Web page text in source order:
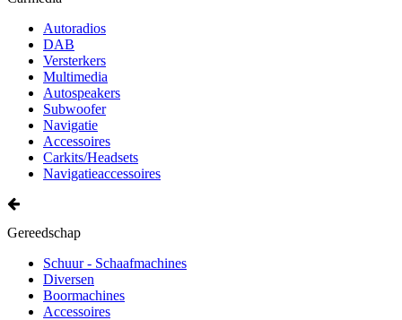
Autoradios
DAB
Versterkers
Multimedia
Autospeakers
Subwoofer
Navigatie
Accessoires
Carkits/Headsets
Navigatieaccessoires
Gereedschap
Schuur - Schaafmachines
Diversen
Boormachines
Accessoires